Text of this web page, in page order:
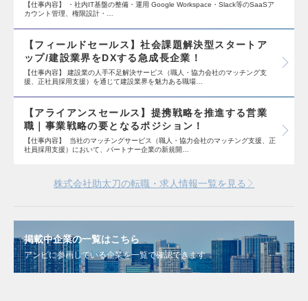
【仕事内容】 ・社内IT基盤の整備・運用 Google Workspace・Slack等のSaaSア
カウント管理、権限設計・…
【フィールドセールス】社会課題解決型スタートア
ップ/建設業界をDXする急成長企業！
【仕事内容】 建設業の人手不足解決サービス（職人・協力会社のマッチング支
援、正社員採用支援）を通じて建設業界を魅力ある職場…
【アライアンスセールス】提携戦略を推進する営業
職｜事業戦略の要となるポジション！
【仕事内容】 当社のマッチングサービス（職人・協力会社のマッチング支援、正
社員採用支援）において、パートナー企業の新規開…
株式会社助太刀の転職・求人情報一覧を見る
掲載中企業の一覧はこちら
アンビに参画している企業を一覧で確認できます